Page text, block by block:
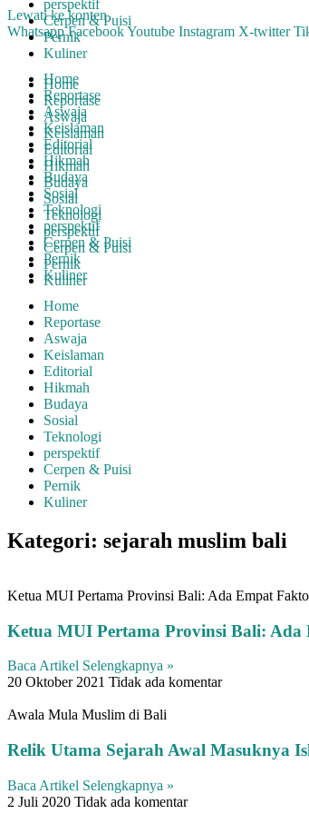
Lewati ke konten
Whatsapp FacebookYoutube Instagram X-twitter
Home
Reportase
Aswaja
Keislaman
Editorial
Hikmah
Budaya
Sosial
Teknologi
perspektif
Cerpen & Puisi
Pernik
Kuliner
Home
Reportase
Aswaja
Keislaman
Editorial
Hikmah
Budaya
Sosial
Teknologi
perspektif
Cerpen & Puisi
Pernik
Kuliner
perspektif
Cerpen & Puisi
Pernik
Kuliner
Home
Reportase
Aswaja
Keislaman
Editorial
Hikmah
Budaya
Sosial
Teknologi
perspektif
Cerpen & Puisi
Pernik
Kuliner
Kategori: sejarah muslim bali
Ketua MUI Pertama Provinsi Bali: Ada Empat
Ketua MUI Pertama Provinsi Bali: Ada
Baca Artikel Selengkapnya »
20 Oktober 2021 Tidak ada komentar
Awala Mula Muslim di Bali
Relik Utama Sejarah Awal Masuknya
Baca Artikel Selengkapnya »
2 Juli 2020 Tidak ada komentar